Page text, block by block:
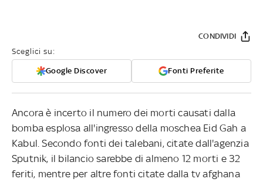
Sceglici su:
Google Discover Fonti Preferite
CONDIVIDI
Ancora è incerto il numero dei morti causati dalla
bomba esplosa all'ingresso della moschea Eid Gah a
Kabul. Secondo fonti dei talebani, citate dall'agenzia
Sputnik, il bilancio sarebbe di almeno 12 morti e 32
feriti, mentre per altre fonti citate dalla tv afghana